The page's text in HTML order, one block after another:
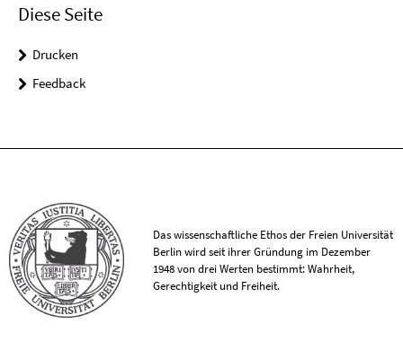
Diese Seite
Drucken
Feedback
Das wissenschaftliche Ethos der Freien Universität
Berlin wird seit ihrer Gründung im Dezember
1948 von drei Werten bestimmt: Wahrheit,
Gerechtigkeit und Freiheit.